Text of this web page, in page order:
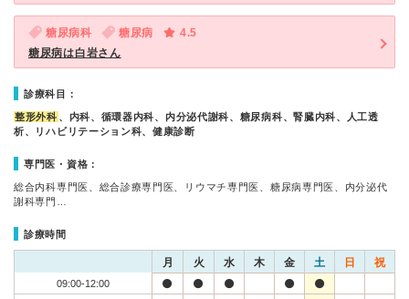
糖尿病科 糖尿病
4.5
糖尿病は白岩さん
診療科目：
整形外科 、内科、循環器内科、内分泌代謝科、糖尿病科、腎臓内科、人工透
析、リハビリテーション科、健康診断
専門医・資格：
総合内科専門医、総合診療専門医、リウマチ専門医、糖尿病専門医、内分泌代
謝科専門…
診療時間
月 火 水 木 金 土 日 祝
09:00-12:00